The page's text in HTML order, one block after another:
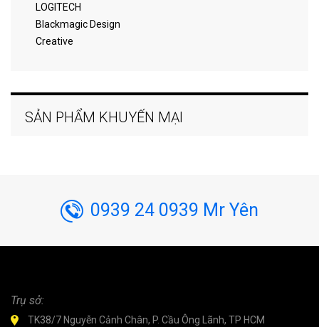
LOGITECH
Blackmagic Design
Creative
SẢN PHẨM KHUYẾN MẠI
0939 24 0939 Mr Yên
Trụ sở:
TK38/7 Nguyễn Cảnh Chân, P. Cầu Ông Lãnh, TP HCM